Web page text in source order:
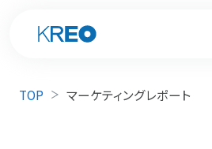
TOP マーケティングレポート